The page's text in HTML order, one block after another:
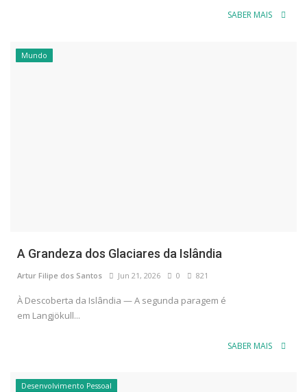
SABER MAIS
Mundo
A Grandeza dos Glaciares da Islândia
Artur Filipe dos Santos Jun 21, 2026 0 821
À Descoberta da Islândia — A segunda paragem é
em Langjökull...
SABER MAIS
Desenvolvimento Pessoal